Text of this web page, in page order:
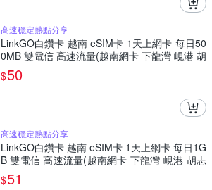
高速穩定熱點分享
LinkGO白鑽卡 越南 eSIM卡 1天上網卡 每日50
0MB 雙電信 高速流量(越南網卡 下龍灣 峴港 胡
志明市)
$50
高速穩定熱點分享
LinkGO白鑽卡 越南 eSIM卡 1天上網卡 每日1G
B 雙電信 高速流量(越南網卡 下龍灣 峴港 胡志
明市)
$51